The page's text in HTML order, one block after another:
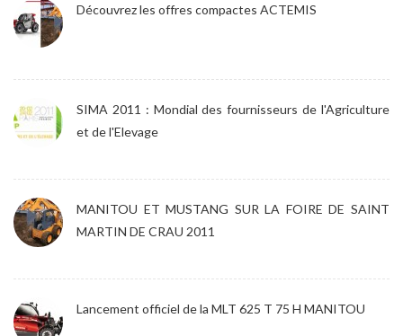
Découvrez les offres compactes ACTEMIS
SIMA 2011 : Mondial des fournisseurs de l'Agriculture
et de l'Elevage
MANITOU ET MUSTANG SUR LA FOIRE DE SAINT
MARTIN DE CRAU 2011
Lancement officiel de la MLT 625 T 75 H MANITOU